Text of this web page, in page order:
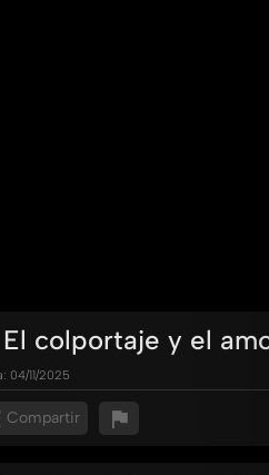
El colportaje y el
04/11/2025
Compartir